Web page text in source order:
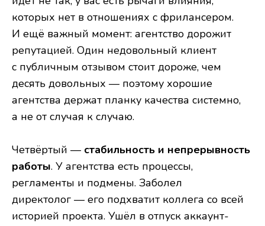
которых нет в отношениях с фрилансером.
И ещё важный момент: агентство дорожит
репутацией. Один недовольный клиент
с публичным отзывом стоит дороже, чем
десять довольных — поэтому хорошие
агентства держат планку качества системно,
а не от случая к случаю.
Четвёртый — стабильность и непрерывность
работы. У агентства есть процессы,
регламенты и подмены. Заболел
директолог — его подхватит коллега со всей
историей проекта. Ушёл в отпуск аккаунт-